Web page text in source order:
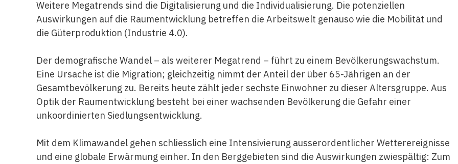
Weitere Megatrends sind die Digitalisierung und die Individualisierung. Die potenziellen
Auswirkungen auf die Raumentwicklung betreffen die Arbeitswelt genauso wie die Mobilität und
die Güterproduktion (Industrie 4.0).
Der demografische Wandel – als weiterer Megatrend – führt zu einem Bevölkerungswachstum.
Eine Ursache ist die Migration; gleichzeitig nimmt der Anteil der über 65-Jährigen an der
Gesamtbevölkerung zu. Bereits heute zählt jeder sechste Einwohner zu dieser Altersgruppe. Aus
Optik der Raumentwicklung besteht bei einer wachsenden Bevölkerung die Gefahr einer
unkoordinierten Siedlungsentwicklung.
Mit dem Klimawandel gehen schliesslich eine Intensivierung ausserordentlicher Wetterereignisse
und eine globale Erwärmung einher. In den Berggebieten sind die Auswirkungen zwiespältig: Zum